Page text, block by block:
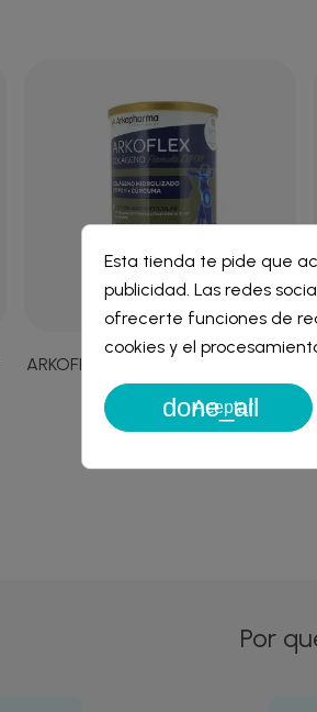
ARKOFLEX COLAGENO FORMULA
EXPERT 360 G
22,90 €
Por
Nombre de la
Iniciar sesión
Debe iniciar sesión
Esta tienda te pide que
publicidad. Las redes
ofrecerte funciones de
cookies y el
done_all
Aceptar